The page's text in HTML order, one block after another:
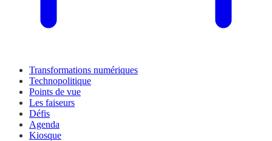
Transformations numériques
Technopolitique
Points de vue
Les faiseurs
Défis
Agenda
Kiosque